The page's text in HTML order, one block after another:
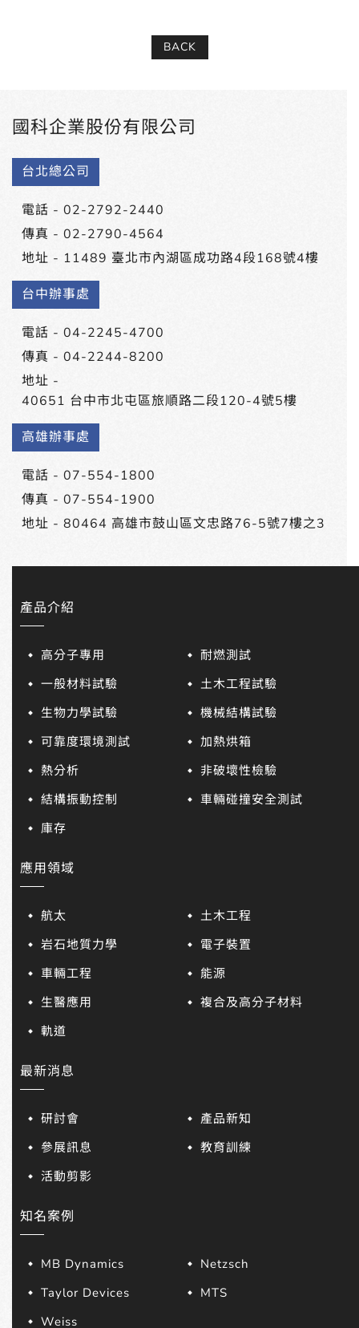
BACK
國科企業股份有限公司
台北總公司
電話 - 02-2792-2440
傳真 - 02-2790-4564
地址 - 11489 臺北市內湖區成功路4段168號4樓
台中辦事處
電話 - 04-2245-4700
傳真 - 04-2244-8200
地址 -
40651 台中市北屯區旅順路二段120-4號5樓
高雄辦事處
電話 - 07-554-1800
傳真 - 07-554-1900
地址 - 80464 高雄市鼓山區文忠路76-5號7樓之3
產品介紹
高分子專用
耐燃測試
一般材料試驗
土木工程試驗
生物力學試驗
機械結構試驗
可靠度環境測試
加熱烘箱
熱分析
非破壞性檢驗
結構振動控制
車輛碰撞安全測試
庫存
應用領域
航太
土木工程
岩石地質力學
電子裝置
車輛工程
能源
生醫應用
複合及高分子材料
軌道
最新消息
研討會
產品新知
參展訊息
教育訓練
活動剪影
知名案例
MB Dynamics
Netzsch
Taylor Devices
MTS
Weiss